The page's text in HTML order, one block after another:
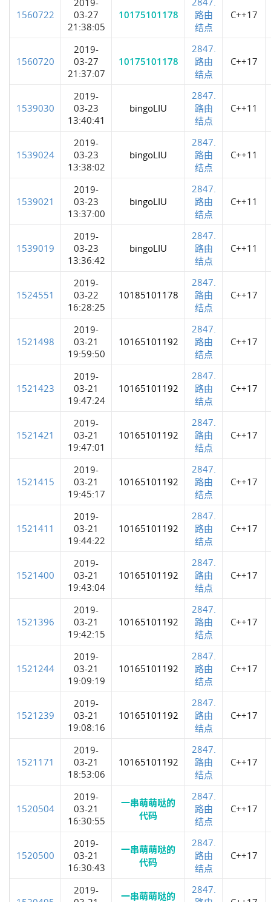
1560722
03-27
21:38:05
10175101178
路由
结点
C++17
1560720
2019-
03-27
21:37:07
10175101178
2847.
路由
结点
C++17
1539030
2019-
03-23
13:40:41
bingoLIU
2847.
路由
结点
C++11
1539024
2019-
03-23
13:38:02
bingoLIU
2847.
路由
结点
C++11
1539021
2019-
03-23
13:37:00
bingoLIU
2847.
路由
结点
C++11
1539019
2019-
03-23
13:36:42
bingoLIU
2847.
路由
结点
C++11
1524551
2019-
03-22
16:28:25
10185101178
2847.
路由
结点
C++17
1521498
2019-
03-21
19:59:50
10165101192
2847.
路由
结点
C++17
1521423
2019-
03-21
19:47:24
10165101192
2847.
路由
结点
C++17
1521421
2019-
03-21
19:47:01
10165101192
2847.
路由
结点
C++17
1521415
2019-
03-21
19:45:17
10165101192
2847.
路由
结点
C++17
1521411
2019-
03-21
19:44:22
10165101192
2847.
路由
结点
C++17
1521400
2019-
03-21
19:43:04
10165101192
2847.
路由
结点
C++17
1521396
2019-
03-21
19:42:15
10165101192
2847.
路由
结点
C++17
1521244
2019-
03-21
19:09:19
10165101192
2847.
路由
结点
C++17
1521239
2019-
03-21
19:08:16
10165101192
2847.
路由
结点
C++17
1521171
2019-
03-21
18:53:06
10165101192
2847.
路由
结点
C++17
1520504
2019-
03-21
16:30:55
一串萌萌哒的
代码
2847.
路由
结点
C++17
1520500
2019-
03-21
16:30:43
一串萌萌哒的
代码
2847.
路由
结点
C++17
2019-
一串萌萌哒的
2847.